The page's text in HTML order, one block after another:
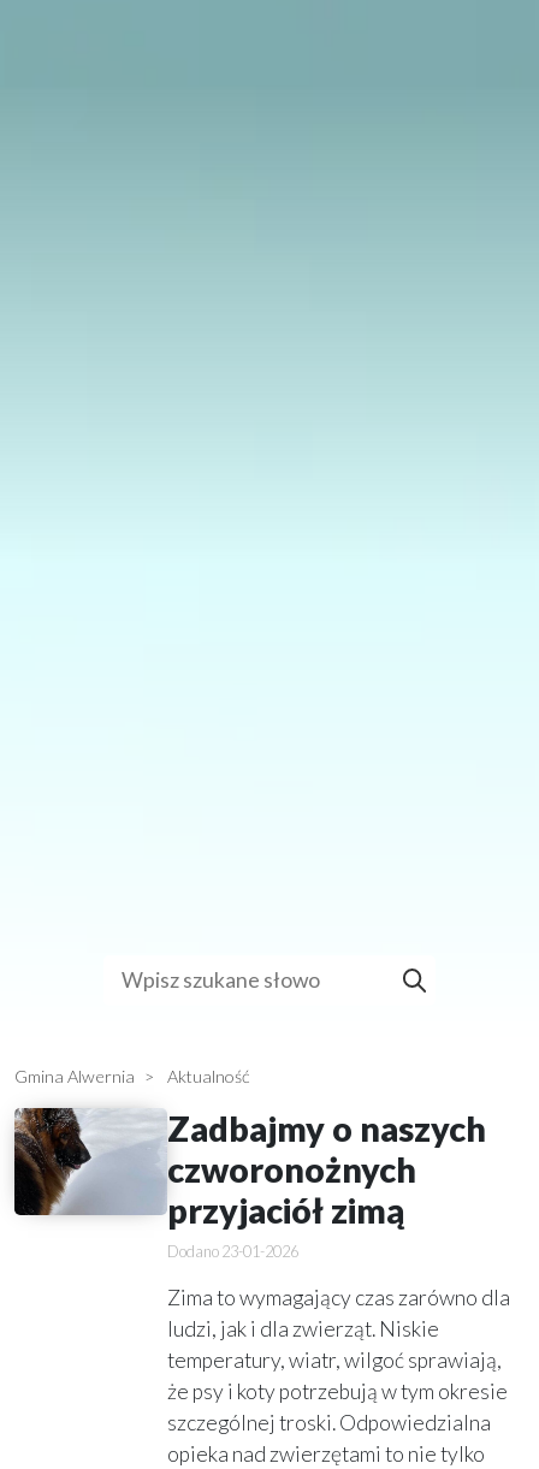
Gmina Alwernia Aktualność
Zadbajmy o naszych
czworonożnych
przyjaciół zimą
23-01-2026
Zima to wymagający czas zarówno dla
ludzi, jak i dla zwierząt. Niskie
temperatury, wiatr, wilgoć sprawiają,
że psy i koty potrzebują w tym okresie
szczególnej troski. Odpowiedzialna
opieka nad zwierzętami to nie tylko